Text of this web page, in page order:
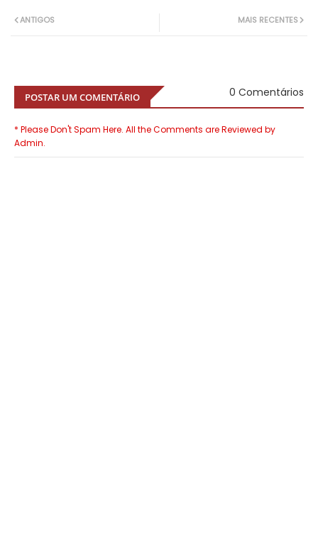
MAIS RECENTES
ANTIGOS
POSTAR UM COMENTÁRIO 0 Comentários
* Please Don't Spam Here. All the Comments are Reviewed by
Admin.